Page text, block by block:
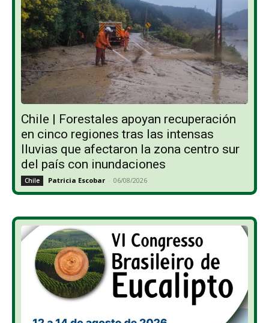
Chile | Forestales apoyan recuperación
en cinco regiones tras las intensas
lluvias que afectaron la zona centro sur
del país con inundaciones
Chile Patricia Escobar - 06/08/2026